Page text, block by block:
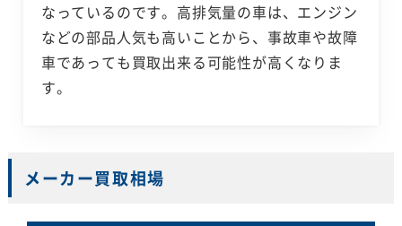
なっているのです。高排気量の車は、エンジン
などの部品人気も高いことから、事故車や故障
車であっても買取出来る可能性が高くなりま
す。
メーカー買取相場